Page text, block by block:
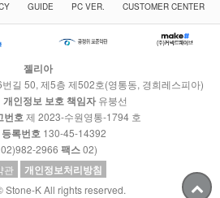
GUIDE PC VER. CUSTOMER CENTER
젤리아
길 50, 제5층 제502호(영통동, 경희레스피아)
개인정보 보호 책임자유붕선
번호 제 2023-수원영통-1794 호
록번호 130-45-14392
02)982-2966 팩스02)
관
개인정보처리방침
Stone-K All rights reserved.